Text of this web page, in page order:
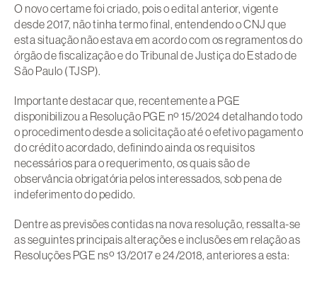
O novo certame foi criado, pois o edital anterior, vigente
desde 2017, não tinha termo final, entendendo o CNJ que
esta situação não estava em acordo com os regramentos do
órgão de fiscalização e do Tribunal de Justiça do Estado de
São Paulo (TJSP).
Importante destacar que, recentemente a PGE
disponibilizou a Resolução PGE nº 15/2024 detalhando todo
o procedimento desde a solicitação até o efetivo pagamento
do crédito acordado, definindo ainda os requisitos
necessários para o requerimento, os quais são de
observância obrigatória pelos interessados, sob pena de
indeferimento do pedido.
Dentre as previsões contidas na nova resolução, ressalta-se
as seguintes principais alterações e inclusões em relação as
Resoluções PGE nsº 13/2017 e 24/2018, anteriores a esta: